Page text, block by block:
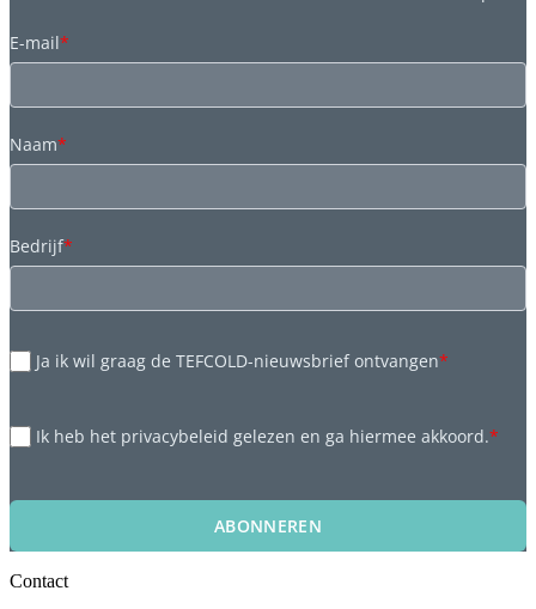
E-mail*
Naam*
Bedrijf*
Ja ik wil graag de TEFCOLD-nieuwsbrief ontvangen*
Ik heb het privacybeleid gelezen en ga hiermee akkoord.*
ABONNEREN
Contact